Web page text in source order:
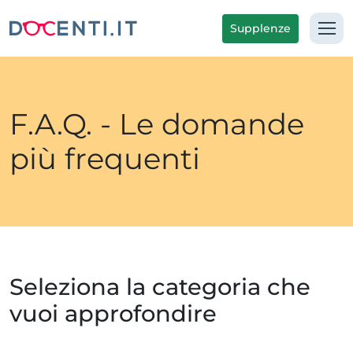
Supplenze
F.A.Q. - Le domande
più frequenti
Seleziona la categoria che
vuoi approfondire